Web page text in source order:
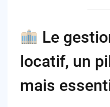
Le
locatif, un
mais